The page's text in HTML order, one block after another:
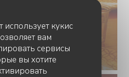
использует кукис
вам
сервисы
вы хотите